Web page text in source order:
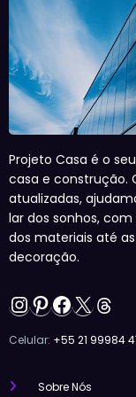
Projeto Casa é o
casa e construção.
atualizadas,
lar dos sonhos,
dos materiais até
decoração.
Instagram
Pinterest
X
Celular: +55 21 99984
Sobre Nós